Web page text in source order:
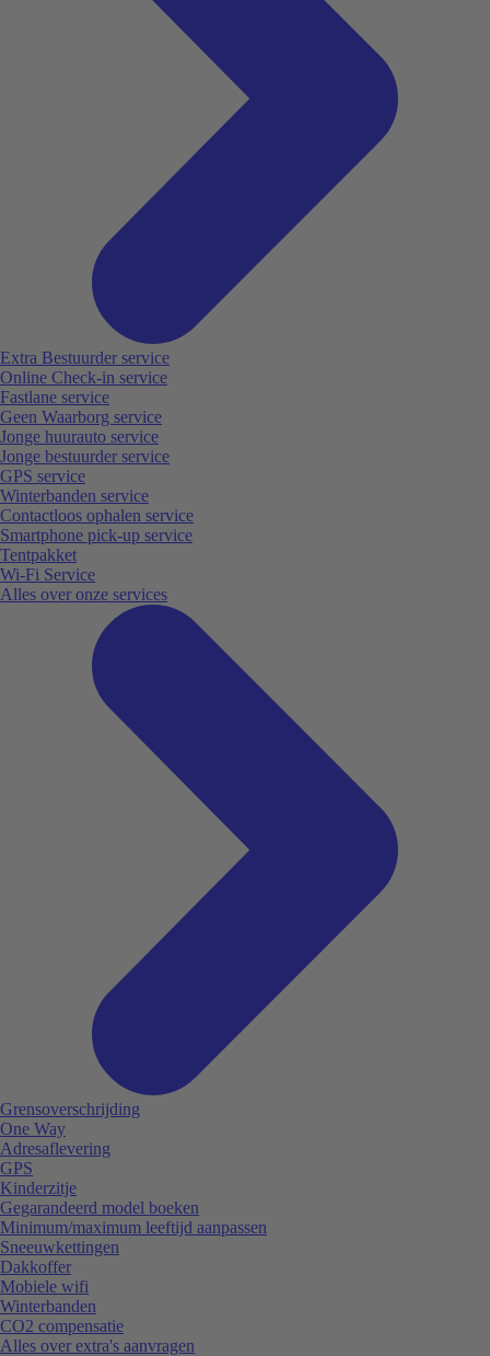
Extra Bestuurder service
Online Check-in service
Fastlane service
Geen Waarborg service
Jonge huurauto service
Jonge bestuurder service
GPS service
Winterbanden service
Contactloos ophalen service
Smartphone pick-up service
Tentpakket
Wi-Fi Service
Alles over onze services
Grensoverschrijding
One Way
Adresaflevering
GPS
Kinderzitje
Gegarandeerd model boeken
Minimum/maximum leeftijd aanpassen
Sneeuwkettingen
Dakkoffer
Mobiele wifi
Winterbanden
CO2 compensatie
Alles over extra's aanvragen